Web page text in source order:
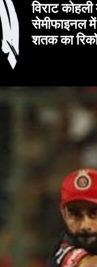
विराट
सेमीफाइनल
शतक का